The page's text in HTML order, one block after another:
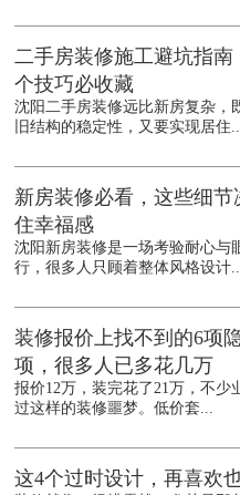
二手房装修施工避坑指南
个技巧必收藏
沈阳二手房装修远比新房复杂，
旧结构的稳定性，又要实现居住
新房装修必看，这些细节
住幸福感
沈阳新房装修是一场考验耐心与
行，很多人只顾着整体风格设计
装修报价上找不到的6项
项，很多人已多花几万
报价12万，装完花了21万，不少
过这样的装修噩梦。低价套...
这4个过时设计，再喜欢